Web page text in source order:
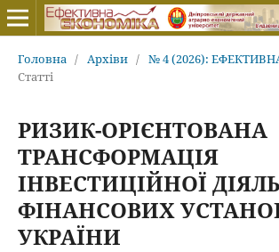
Головна / Архіви / № 4 (2026):
Статті
РИЗИК-ОРІЄНТОВАНА
ТРАНСФОРМАЦІЯ
ІНВЕСТИЦІЙНОЇ
ФІНАНСОВИХ
УКРАЇНИ